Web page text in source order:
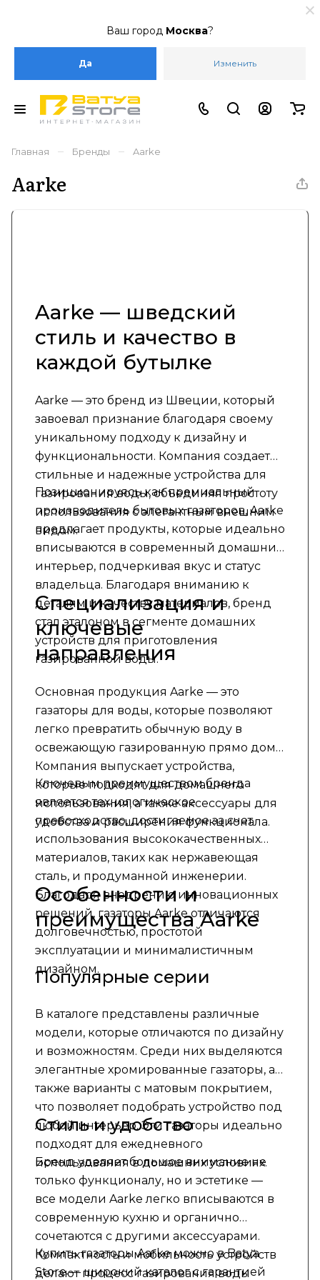
Ваш город Москва?
Да Изменить
Главная – Бренды – Aarke
Aarke
Aarke — шведский
стиль и качество в
каждой бутылке
Aarke — это бренд из Швеции, который
завоевал признание благодаря своему
уникальному подходу к дизайну и
функциональности. Компания создает
стильные и надежные устройства для
газирования воды, объединяя простоту
использования с элегантным внешним
видом.
Позиционируясь как премиальный
производитель бытовых газаторов, Aarke
предлагает продукты, которые идеально
вписываются в современный домашний
интерьер, подчеркивая вкус и статус
владельца. Благодаря вниманию к
деталям и качеству материалов, бренд
стал эталоном в сегменте домашних
устройств для приготовления
газированной воды.
Специализация и
ключевые
направления
Основная продукция Aarke — это
газаторы для воды, которые позволяют
легко превратить обычную воду в
освежающую газированную прямо дома.
Компания выпускает устройства,
которые подходят для домашнего
использования, а также аксессуары для
удобства и расширения функционала.
Ключевым преимуществом бренда
является технологическое
превосходство, достигаемое за счет
использования высококачественных
материалов, таких как нержавеющая
сталь, и продуманной инженерии.
Благодаря внедрению инновационных
решений, газаторы Aarke отличаются
долговечностью, простотой
эксплуатации и минималистичным
дизайном.
Особенности и
преимущества Aarke
Популярные серии
В каталоге представлены различные
модели, которые отличаются по дизайну
и возможностям. Среди них выделяются
элегантные хромированные газаторы, а
также варианты с матовым покрытием,
что позволяет подобрать устройство под
любой интерьер. Эти газаторы идеально
подходят для ежедневного
использования в домашних условиях.
Стиль и удобство
Бренд уделяет большое внимание не
только функционалу, но и эстетике —
все модели Aarke легко вписываются в
современную кухню и органично
сочетаются с другими аксессуарами.
Компактность и мобильность устройств
делают процесс газирования воды
Купить газаторы Aarke можно в Batya
Store — широкий каталог с гарантией